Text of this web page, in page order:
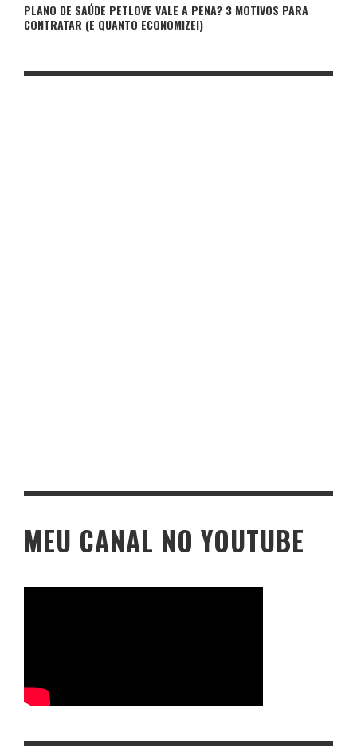
PLANO DE SAÚDE PETLOVE VALE A PENA? 3 MOTIVOS PARA
CONTRATAR (E QUANTO ECONOMIZEI)
MEU CANAL NO YOUTUBE